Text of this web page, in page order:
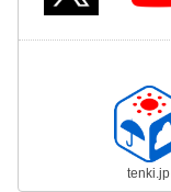
tenki.jp